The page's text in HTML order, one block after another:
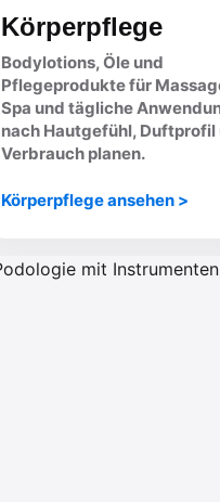
Körperpflege
Bodylotions, Öle und
Pflegeprodukte für
Spa und tägliche
nach Hautgefühl, Duftprofil
Verbrauch planen.
Körperpflege ansehen